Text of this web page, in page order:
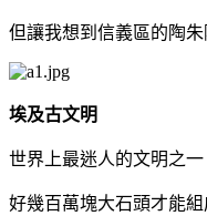
但讓我想到信義區的陶
埃及古文明
世界上最迷人的文明之
好幾百萬塊大石頭才能